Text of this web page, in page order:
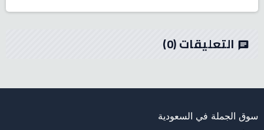
chat التعليقات(0)
سوق الجملة في السعودية